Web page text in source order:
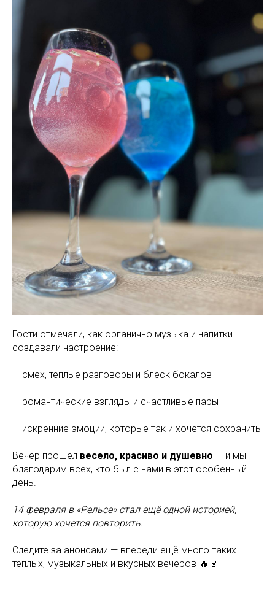
Гости отмечали, как органично музыка и напитки
создавали настроение:
— смех, тёплые разговоры и блеск бокалов
— романтические взгляды и счастливые пары
— искренние эмоции, которые так и хочется сохранить
Вечер прошёл весело, красиво и душевно — и мы
благодарим всех, кто был с нами в этот особенный
день.
14 февраля в «Рельсе» стал ещё одной историей,
которую хочется повторить.
Следите за анонсами — впереди ещё много таких
тёплых, музыкальных и вкусных вечеров 🔥🍷